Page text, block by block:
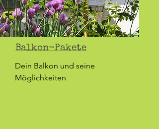
Balkon-Pakete
Dein Balkon und seine
Möglichkeiten